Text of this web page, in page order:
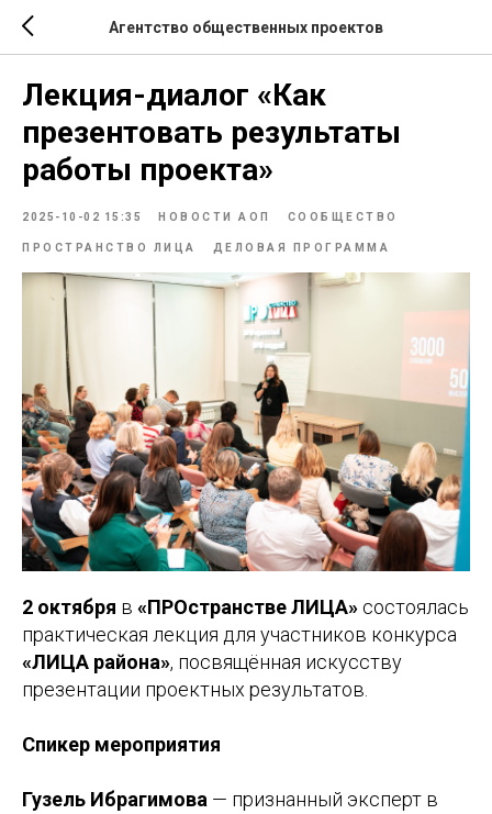
Агентство общественных проектов
Лекция-диалог «Как
презентовать результаты
работы проекта»
2025-10-02 15:35 НОВОСТИ АОП СООБЩЕСТВО
ПРОСТРАНСТВО ЛИЦА ДЕЛОВАЯ ПРОГРАММА
2 октября в «ПРОстранстве ЛИЦА» состоялась
практическая лекция для участников конкурса
«ЛИЦА района», посвящённая искусству
презентации проектных результатов.
Спикер мероприятия
Гузель Ибрагимова — признанный эксперт в